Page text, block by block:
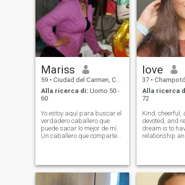
Mariss
59 • Ciudad del Carmen, Campeche, Messico
Alla ricerca di: Uomo 50 -
60
Yo estoy aquí para buscar el
verdadero caballero que
puede sacar lo mejor de mí.
Un caballero que comparte
relación , el compañero , el
compromiso , la comprensión
love
37 • Champotón,
Alla ricerca
72
Kind, cheerful,
devoted, and
dream is to
relationship